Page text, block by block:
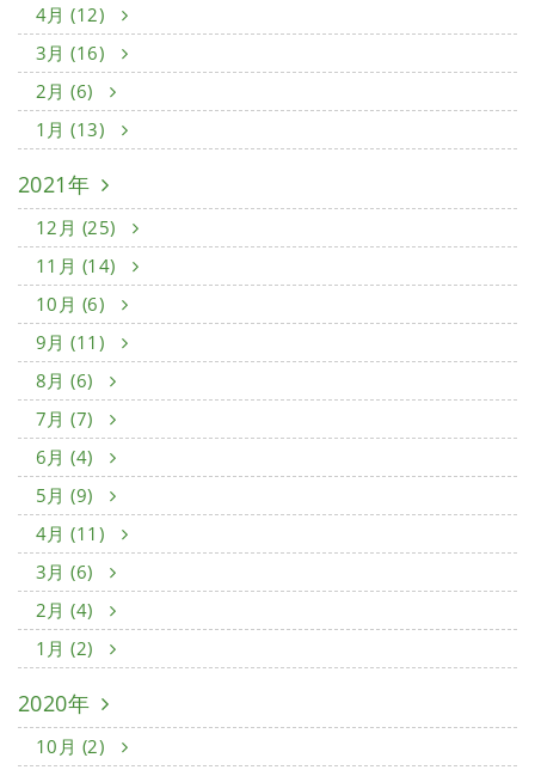
4月 (12)
3月 (16)
2月 (6)
1月 (13)
2021年
12月 (25)
11月 (14)
10月 (6)
9月 (11)
8月 (6)
7月 (7)
6月 (4)
5月 (9)
4月 (11)
3月 (6)
2月 (4)
1月 (2)
2020年
10月 (2)